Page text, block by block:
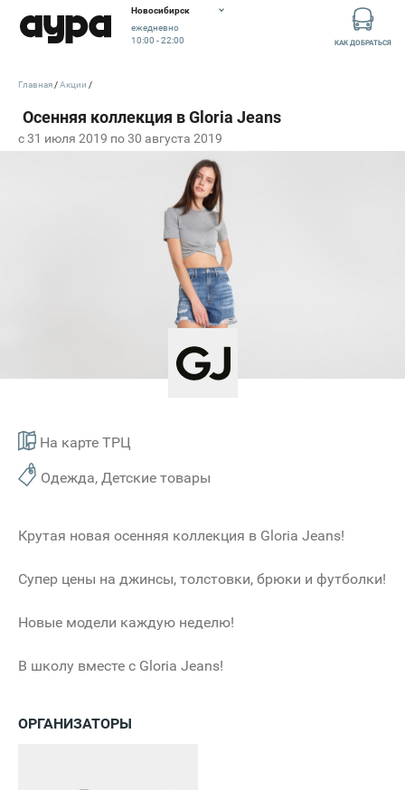
Новосибирск
ежедневно
10:00 - 22:00
КАК ДОБРАТЬСЯ
c 31 июля 2019 по 30 августа 2019
На карте ТРЦ
Одежда, Детские товары
Главная Акции
Крутая новая осенняя коллекция в Gloria Jeans!
Супер цены на джинсы, толстовки, брюки и футболки!
Новые модели каждую неделю!
В школу вместе с Gloria Jeans!
ОРГАНИЗАТОРЫ